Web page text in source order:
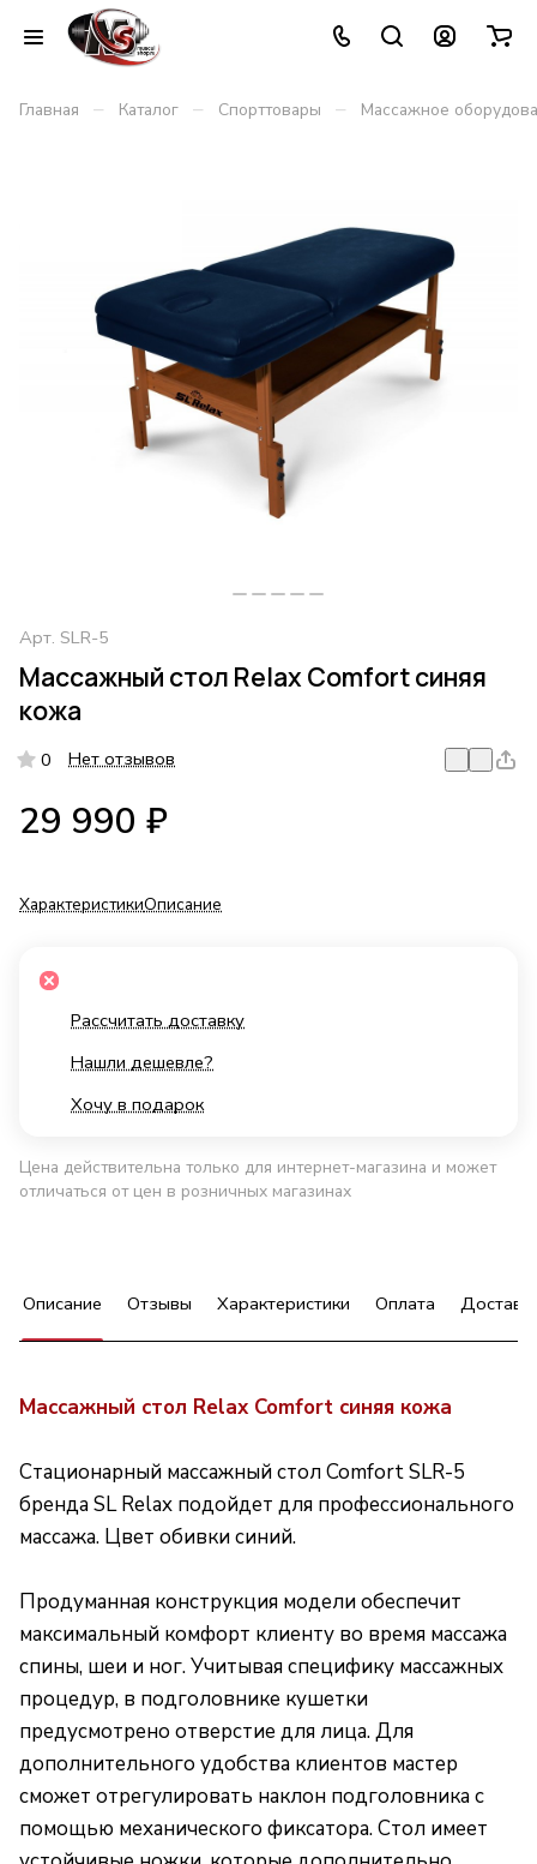
Главная – Каталог – Спорттовары – Массажное
Арт. SLR-5
Массажный стол Relax Comfort синяя
кожа
0 Нет отзывов
29 990 ₽
ХарактеристикиОписание
Рассчитать доставку
Нашли дешевле?
Хочу в подарок
Цена действительна только для интернет-магазина и может
отличаться от цен в розничных магазинах
Описание Отзывы Характеристики Оплата
Массажный стол Relax Comfort синяя кожа
Стационарный массажный стол Comfort SLR-5
бренда SL Relax подойдет для профессионального
массажа. Цвет обивки синий.
Продуманная конструкция модели обеспечит
максимальный комфорт клиенту во время массажа
спины, шеи и ног. Учитывая специфику массажных
процедур, в подголовнике кушетки
предусмотрено отверстие для лица. Для
дополнительного удобства клиентов мастер
сможет отрегулировать наклон подголовника с
помощью механического фиксатора. Стол имеет